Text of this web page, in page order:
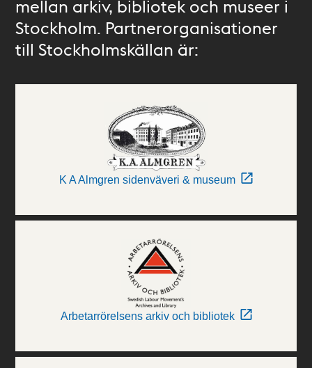
mellan arkiv, bibliotek och museer i
Stockholm. Partnerorganisationer
till Stockholmskällan är:
K A Almgren sidenväveri & museum
Arbetarrörelsens arkiv och bibliotek